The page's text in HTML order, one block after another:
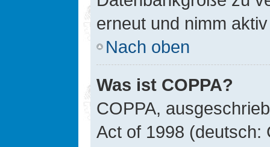
erneut und nimm
Nach oben
Was ist COPPA?
COPPA,
Act of 1998 (deutsch: